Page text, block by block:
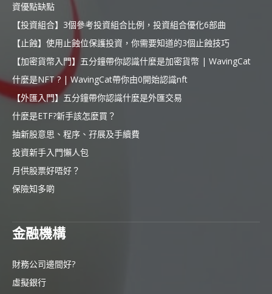
資優點缺點
【投資組合】3個參考投資組合比例，投資組合優化6部曲
【止蝕】使用止蝕位保護投資，你需要知道的3個止蝕技巧
【加密貨幣入門】五分鐘帶你認識什麼是加密貨幣 | WavingCat
什麼是NFT ? | WavingCat帶你由0開始認識nft
【外匯入門】五分鐘帶你認識什麼是外匯交易
什麼是ETF?新手該怎麼買？
抽新股意思、程序、孖展及手續費
投資新手入門懶人包
月供股票好唔好？
保險知多啲
金融機構
財務公司邊間好?
虛擬銀行